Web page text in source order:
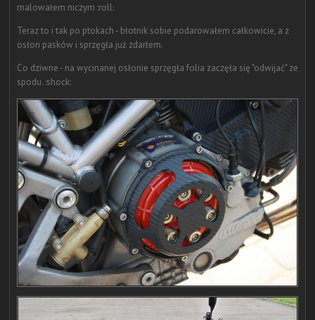
malowałem niczym :roll:
Teraz to i tak po ptokach - błotnik sobie podarowałem całkowicie, a z
osłon pasków i sprzęgła już zdarłem.
Co dziwne - na wycinanej osłonie sprzęgła folia zaczęła się "odwijać" ze
spodu. :shock: